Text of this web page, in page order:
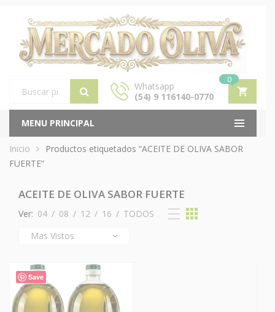
Products
search
Whatsapp
(54) 9 116140-0770
0
MENU PRINCIPAL
Inicio
Productos etiquetados “ACEITE DE OLIVA SABOR
FUERTE”
ACEITE DE OLIVA SABOR FUERTE
Ver: 04 / 08 / 12 / 16 / TODOS
Save